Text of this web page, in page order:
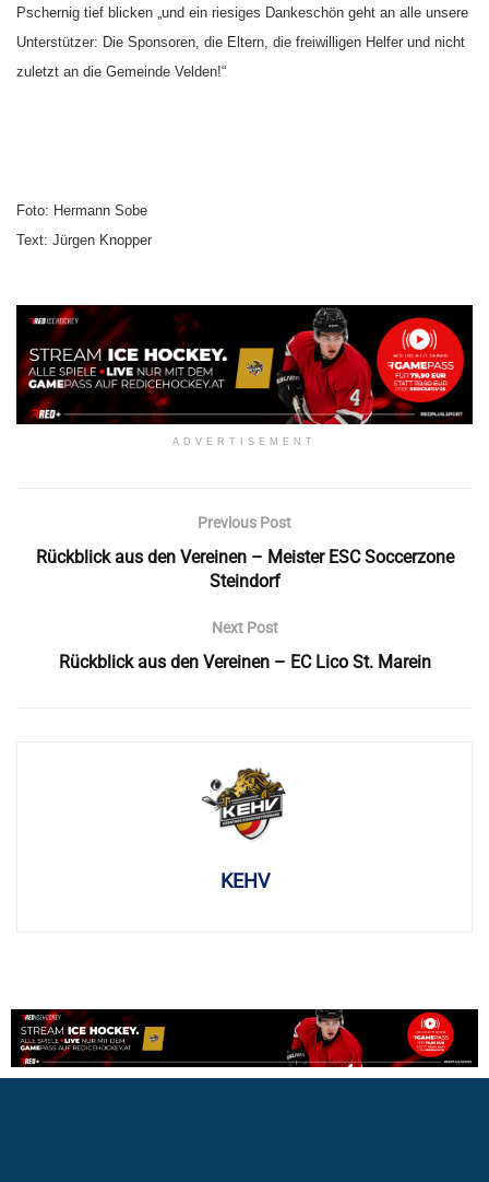
Pschernig tief blicken „und ein riesiges Dankeschön geht an alle unsere
Unterstützer: Die Sponsoren, die Eltern, die freiwilligen Helfer und nicht
zuletzt an die Gemeinde Velden!“
Foto: Hermann Sobe
Text: Jürgen Knopper
ADVERTISEMENT
Previous Post
Rückblick aus den Vereinen – Meister ESC Soccerzone
Steindorf
Next Post
Rückblick aus den Vereinen – EC Lico St. Marein
KEHV